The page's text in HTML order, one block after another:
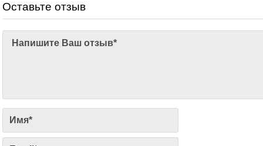
Оставьте отзыв